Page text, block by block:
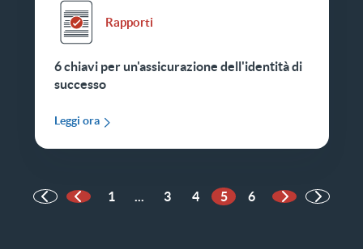
Rapporti
6 chiavi per un'assicurazione dell'identità di
successo
Leggi ora
Pagina precedente
1 ... 3 4 5 6
Pagina